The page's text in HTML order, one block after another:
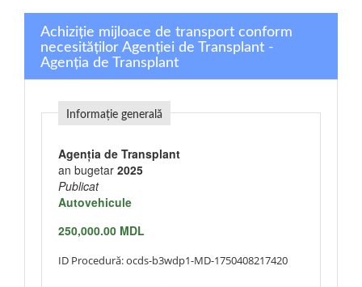
Achiziție mijloace de transport conform
necesităților Agenției de Transplant -
Agenţia de Transplant
Informație generală
Agenţia de Transplant
an bugetar 2025
Publicat
Autovehicule
250,000.00 MDL
ID Procedură:ocds-b3wdp1-MD-1750408217420